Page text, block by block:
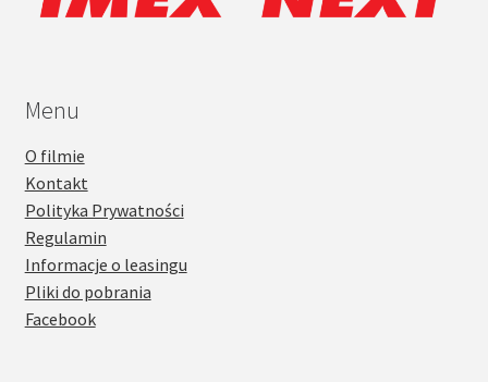
Menu
O filmie
Kontakt
Polityka Prywatności
Regulamin
Informacje o leasingu
Pliki do pobrania
Facebook